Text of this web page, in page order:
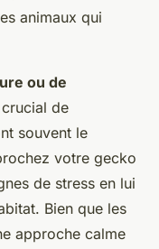
animaux qui
ou de
de
souvent le
votre gecko
de stress en lui
Bien que les
approche calme